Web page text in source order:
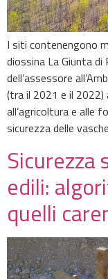
I siti contenengono
diossina La Giunta
dell’assessore
(tra il 2021 e il 2022)
all’agricoltura e alle
sicurezza delle
Sicurezza
edili:
quelli